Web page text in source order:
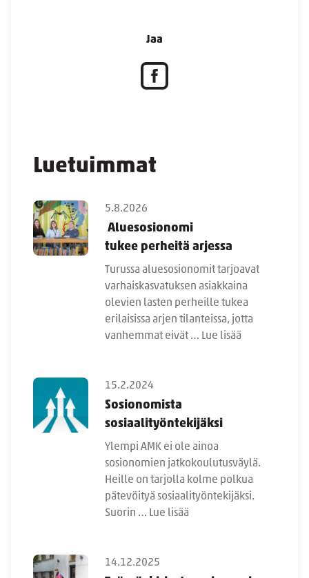
Luetuimmat
5.8.2026
Aluesosionomi
tukee perheitä arjessa
Turussa aluesosionomit tarjoavat
varhaiskasvatuksen asiakkaina
olevien lasten perheille tukea
erilaisissa arjen tilanteissa, jotta
vanhemmat eivät … Lue lisää
15.2.2024
Sosionomista
sosiaalityöntekijäksi
Ylempi AMK ei ole ainoa
sosionomien jatkokoulutusväylä.
Heille on tarjolla kolme polkua
pätevöityä sosiaalityöntekijäksi.
Suorin … Lue lisää
14.12.2025
Jaa